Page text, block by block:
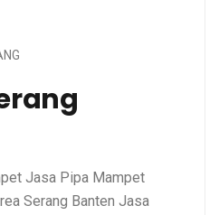
Jasa Pipa Mampet
Serang Banten Jasa